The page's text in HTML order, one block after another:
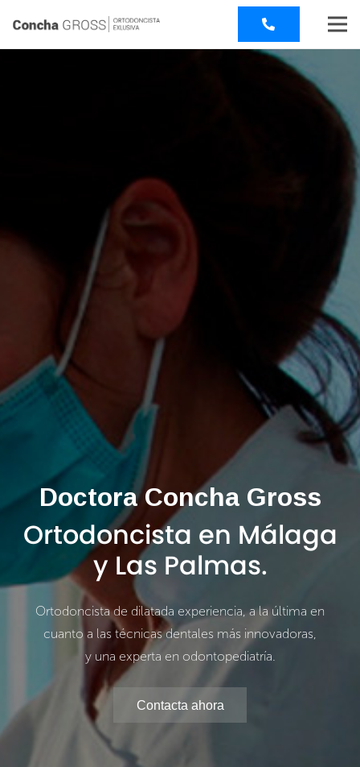
Doctora Concha Gross
Ortodoncista en Málaga
y Las Palmas.
Ortodoncista de dilatada experiencia, a la última en
cuanto a las técnicas dentales más innovadoras,
y una experta en odontopediatría.
Contacta ahora